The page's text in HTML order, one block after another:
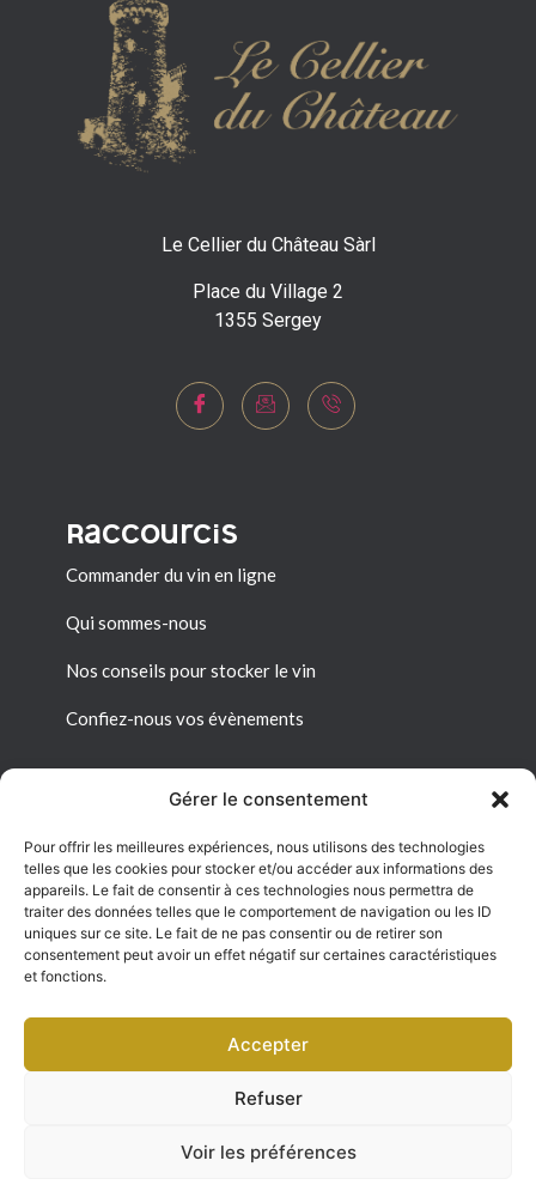
Gérer le consentement
Pour offrir les meilleures expériences, nous utilisons des technologies
telles que les cookies pour stocker et/ou accéder aux informations des
appareils. Le fait de consentir à ces technologies nous permettra de
traiter des données telles que le comportement de navigation ou les ID
uniques sur ce site. Le fait de ne pas consentir ou de retirer son
consentement peut avoir un effet négatif sur certaines caractéristiques
et fonctions.
Accepter
Refuser
Voir les préférences
Le Cellier du Château Sàrl
Place du Village 2
1355 Sergey
Raccourcis
Commander du vin en ligne
Qui sommes-nous
Nos conseils pour stocker le vin
Confiez-nous vos évènements
Liens utiles
Mon espace personnel
Conditions générales de vente
©2025. Le Cellier du Château Sàrl. Tous droits